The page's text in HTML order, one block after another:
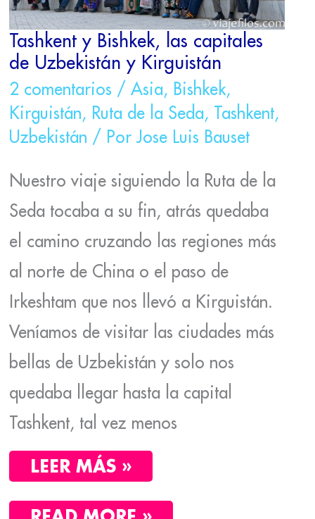
Tashkent y Bishkek, las capitales
de Uzbekistán y Kirguistán
2 comentarios / Asia, Bishkek,
Kirguistán, Ruta de la Seda, Tashkent,
Uzbekistán / PorJose Luis Bauset
Nuestro viaje siguiendo la Ruta de la
Seda tocaba a su fin, atrás quedaba
el camino cruzando las regiones más
al norte de China o el paso de
Irkeshtam que nos llevó a Kirguistán.
Veníamos de visitar las ciudades más
bellas de Uzbekistán y solo nos
quedaba llegar hasta la capital
Tashkent, tal vez menos
LEER MÁS »